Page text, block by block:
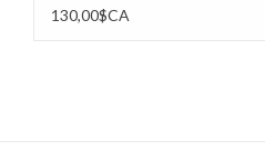
130,00$CA